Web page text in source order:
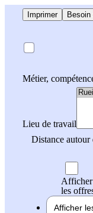
Imprimer
Métier,
Lieu de travail
Distance
les
Afficher